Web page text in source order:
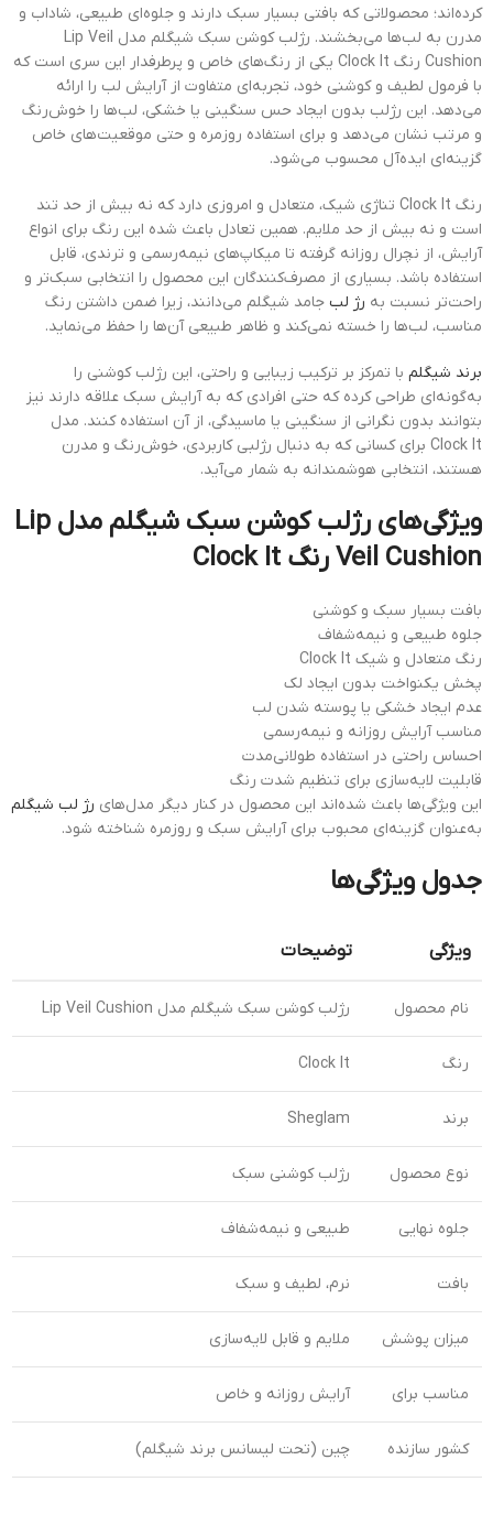
کرده‌اند؛ محصولاتی که بافتی بسیار سبک دارند و جلوه‌ای طبیعی، شاداب و
مدرن به لب‌ها می‌بخشند. رژلب کوشن سبک شیگلم مدل Lip Veil
Cushion رنگ Clock It یکی از رنگ‌های خاص و پرطرفدار این سری است که
با فرمول لطیف و کوشنی خود، تجربه‌ای متفاوت از آرایش لب را ارائه
می‌دهد. این رژلب بدون ایجاد حس سنگینی یا خشکی، لب‌ها را خوش‌رنگ
و مرتب نشان می‌دهد و برای استفاده روزمره و حتی موقعیت‌های خاص
گزینه‌ای ایده‌آل محسوب می‌شود.
رنگ Clock It تناژی شیک، متعادل و امروزی دارد که نه بیش از حد تند
است و نه بیش از حد ملایم. همین تعادل باعث شده این رنگ برای انواع
آرایش، از نچرال روزانه گرفته تا میکاپ‌های نیمه‌رسمی و ترندی، قابل
استفاده باشد. بسیاری از مصرف‌کنندگان این محصول را انتخابی سبک‌تر و
راحت‌تر نسبت به رژ لب جامد شیگلم می‌دانند، زیرا ضمن داشتن رنگ
مناسب، لب‌ها را خسته نمی‌کند و ظاهر طبیعی آن‌ها را حفظ می‌نماید.
برند شیگلم با تمرکز بر ترکیب زیبایی و راحتی، این رژلب کوشنی را
به‌گونه‌ای طراحی کرده که حتی افرادی که به آرایش سبک علاقه دارند نیز
بتوانند بدون نگرانی از سنگینی یا ماسیدگی، از آن استفاده کنند. مدل
Clock It برای کسانی که به دنبال رژلبی کاربردی، خوش‌رنگ و مدرن
هستند، انتخابی هوشمندانه به شمار می‌آید.
ویژگی‌های رژلب کوشن سبک شیگلم مدل Lip
Veil Cushion رنگ Clock It
بافت بسیار سبک و کوشنی
جلوه طبیعی و نیمه‌شفاف
رنگ متعادل و شیک Clock It
پخش یکنواخت بدون ایجاد لک
عدم ایجاد خشکی یا پوسته شدن لب
مناسب آرایش روزانه و نیمه‌رسمی
احساس راحتی در استفاده طولانی‌مدت
قابلیت لایه‌سازی برای تنظیم شدت رنگ
این ویژگی‌ها باعث شده‌اند این محصول در کنار دیگر مدل‌های رژ لب شیگلم
به‌عنوان گزینه‌ای محبوب برای آرایش سبک و روزمره شناخته شود.
جدول ویژگی‌ها
ویژگی توضیحات
نام محصول رژلب کوشن سبک شیگلم مدل Lip Veil Cushion
رنگ Clock It
برند Sheglam
نوع محصول رژلب کوشنی سبک
جلوه نهایی طبیعی و نیمه‌شفاف
بافت نرم، لطیف و سبک
میزان پوشش ملایم و قابل لایه‌سازی
مناسب برای آرایش روزانه و خاص
کشور سازنده چین (تحت لیسانس برند شیگلم)